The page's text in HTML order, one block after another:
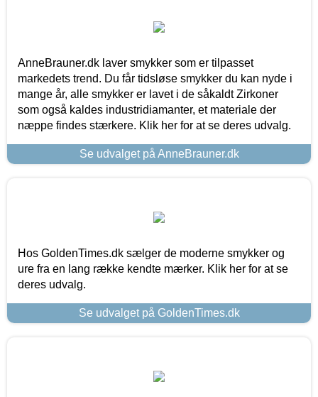
AnneBrauner.dk laver smykker som er tilpasset
markedets trend. Du får tidsløse smykker du kan nyde i
mange år, alle smykker er lavet i de såkaldt Zirkoner
som også kaldes industridiamanter, et materiale der
næppe findes stærkere. Klik her for at se deres udvalg.
Se udvalget på AnneBrauner.dk
Hos GoldenTimes.dk sælger de moderne smykker og
ure fra en lang række kendte mærker. Klik her for at se
deres udvalg.
Se udvalget på GoldenTimes.dk